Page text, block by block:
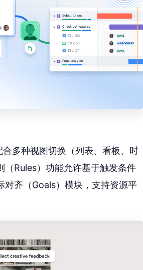
多种视图切换（列表、看板、时
Rules）功能允许基于触发条件
对齐（Goals）模块，支持资源平